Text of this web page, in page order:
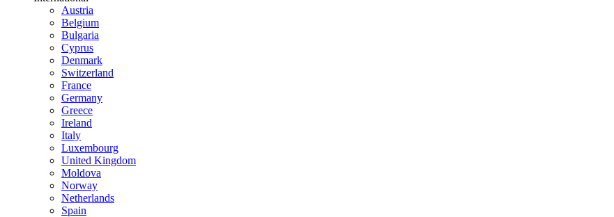
Austria
Belgium
Bulgaria
Cyprus
Denmark
Switzerland
France
Germany
Greece
Ireland
Italy
Luxembourg
United Kingdom
Moldova
Norway
Netherlands
Spain